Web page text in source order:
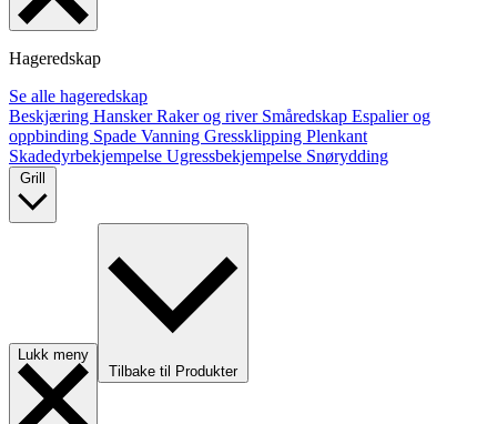
Hageredskap
Se alle hageredskap
Beskjæring HanskerRaker og river Småredskap Espalier og
oppbinding Spade Vanning Gressklipping Plenkant
Skadedyrbekjempelse Ugressbekjempelse Snørydding
Lukk meny
Tilbake til Produkter